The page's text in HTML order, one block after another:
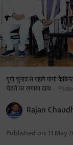
यूपी चुनाव से पहले योगी
चेहरों पर लगाया दांव।
Rajan
Published on: 11 May